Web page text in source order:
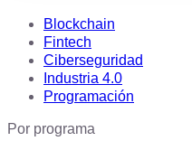
Blockchain
Fintech
Ciberseguridad
Industria 4.0
Programación
Por programa